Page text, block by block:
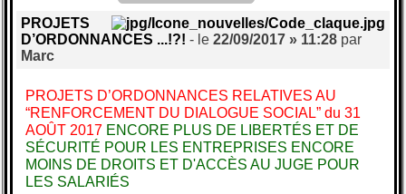
PROJETS
D’ORDONNANCES ...!?! - le 22/09/2017 » 11:28par
Marc
PROJETS D’ORDONNANCES RELATIVES AU
“RENFORCEMENT DU DIALOGUE SOCIAL” du 31
AOÛT 2017 ENCORE PLUS DE LIBERTÉS ET DE
SÉCURITÉ POUR LES ENTREPRISES ENCORE
MOINS DE DROITS ET D'ACCÈS AU JUGE POUR
LES SALARIÉS